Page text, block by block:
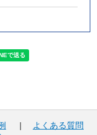
|
よくある質問